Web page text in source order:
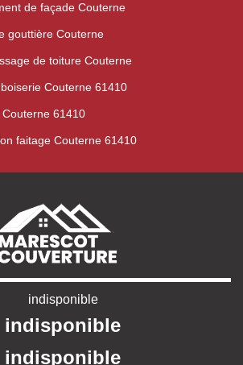
de façade Couterne
gouttière Couterne
de toiture Couterne
Couterne 61410
61410
faitage Couterne 61410
indisponible
indisponible
indisponible